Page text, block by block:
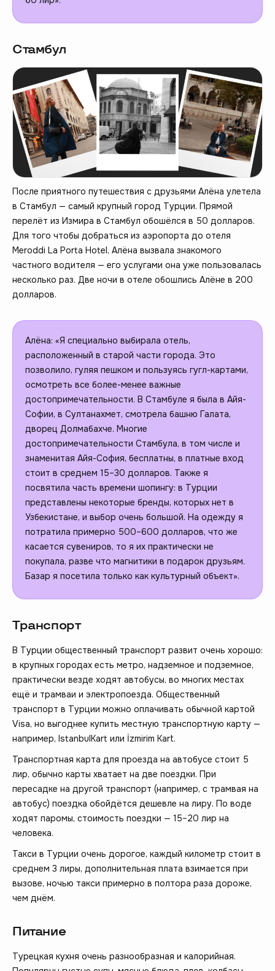
Стамбул
После приятного путешествия с друзьями Алёна улетела
в Стамбул — самый крупный город Турции. Прямой
перелёт из Измира в Стамбул обошёлся в 50 долларов.
Для того чтобы добраться из аэропорта до отеля
Meroddi La Porta Hotel, Алёна вызвала знакомого
частного водителя — его услугами она уже пользовалась
несколько раз. Две ночи в отеле обошлись Алёне в 200
долларов.
Алёна: «Я специально выбирала отель,
расположенный в старой части города. Это
позволило, гуляя пешком и пользуясь гугл-картами,
осмотреть все более-менее важные
достопримечательности. В Стамбуле я была в Айя-
Софии, в Султанахмет, смотрела башню Галата,
дворец Долмабахче. Многие
достопримечательности Стамбула, в том числе и
знаменитая Айя-София, бесплатны, в платные вход
стоит в среднем 15–30 долларов. Также я
посвятила часть времени шопингу: в Турции
представлены некоторые бренды, которых нет в
Узбекистане, и выбор очень большой. На одежду я
потратила примерно 500–600 долларов, что же
касается сувениров, то я их практически не
покупала, разве что магнитики в подарок друзьям.
Базар я посетила только как культурный объект».
Транспорт
В Турции общественный транспорт развит очень хорошо:
в крупных городах есть метро, надземное и подземное,
практически везде ходят автобусы, во многих местах
ещё и трамваи и электропоезда. Общественный
транспорт в Турции можно оплачивать обычной картой
Visa, но выгоднее купить местную транспортную карту —
например, IstanbulKart или İzmirim Kart.
Транспортная карта для проезда на автобусе стоит 5
лир, обычно карты хватает на две поездки. При
пересадке на другой транспорт (например, с трамвая на
автобус) поездка обойдётся дешевле на лиру. По воде
ходят паромы, стоимость поездки — 15–20 лир на
человека.
Такси в Турции очень дорогое, каждый километр стоит в
среднем 3 лиры, дополнительная плата взимается при
вызове, ночью такси примерно в полтора раза дороже,
чем днём.
Питание
Турецкая кухня очень разнообразная и калорийная.